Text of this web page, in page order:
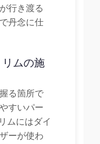
行き渡る
丹念に仕
ムの施
る箇所で
すいパー
ムにはダイ
ーが使わ